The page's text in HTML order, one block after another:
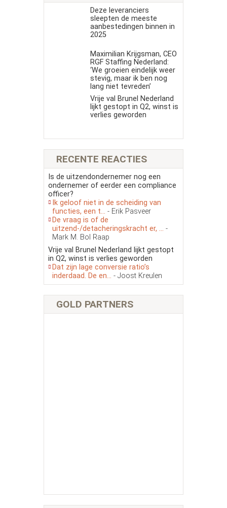
Deze leveranciers
sleepten de meeste
aanbestedingen binnen in
2025
Maximilian Krijgsman, CEO
RGF Staffing Nederland:
‘We groeien eindelijk weer
stevig, maar ik ben nog
lang niet tevreden’
Vrije val Brunel Nederland
lijkt gestopt in Q2, winst is
verlies geworden
RECENTE REACTIES
Is de uitzendondernemer nog een
ondernemer of eerder een compliance
officer?
Ik geloof niet in de scheiding van
functies, een t... - Erik Pasveer
De vraag is of de
uitzend-/detacheringskracht er, ... -
Mark M. Bol Raap
Vrije val Brunel Nederland lijkt gestopt
in Q2, winst is verlies geworden
Dat zijn lage conversie ratio’s
inderdaad. De en... - Joost Kreulen
GOLD PARTNERS